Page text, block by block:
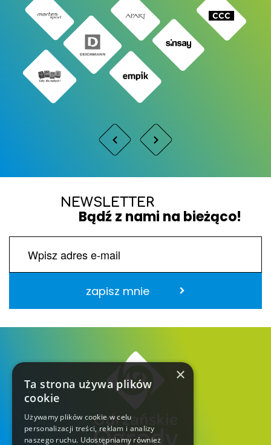
NEWSLETTER
Bądź z nami na bieżąco!
zapisz mnie
×
Ta strona używa plików
cookie
Używamy plików cookie w celu
personalizacji treści, reklam i analizy
naszego ruchu. Udostępniamy również